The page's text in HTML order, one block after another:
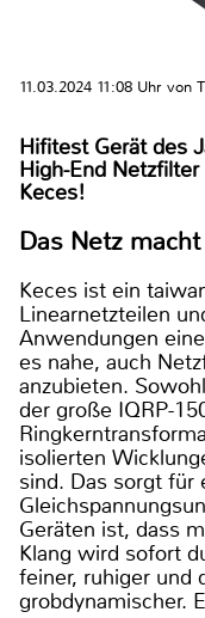
11.03.2024 11:08 Uhr von
Hifitest Gerät des
High-End
Keces!
Das Netz
Keces ist ein
Linearnetzteilen
Anwendungen
es nahe, auch
anzubieten.
der große IQRP-
isolierten
sind. Das sorgt für
Geräten ist, dass
Klang wird sofort
feiner, ruhiger und
grobdynamischer.